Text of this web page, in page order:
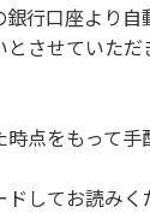
から川につい
行口座より
させていただ
点をもって手
してお読みく